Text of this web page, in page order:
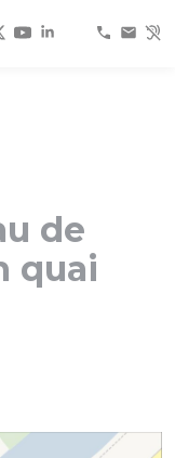
de
quai